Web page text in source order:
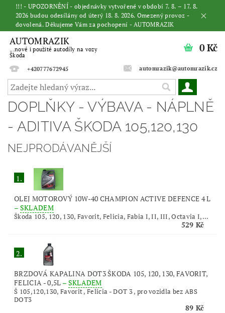
!!! - UPOZORNĚNÍ - objednávky vytvořené v období 7. 8. – 17. 8.
2026 budou odesílány od úterý 18. 8. 2026. Omezený provoz -
dovolená. Děkujeme Vám za pochopení - AUTOMRAZIK
AUTOMRAZIK
...nové i použité autodíly na vozy
Škoda
+420777672945
automrazik@automrazik.cz
0 Kč
DOPLŇKY - VÝBAVA - NÁPLNĚ
- ADITIVA ŠKODA 105,120,130
NEJPRODÁVANĚJŠÍ
1.
OLEJ MOTOROVÝ 10W-40 CHAMPION ACTIVE DEFENCE 4 L
– SKLADEM
Škoda 105, 120, 130, Favorit, Felicia, Fabia I, II, III, Octavia I,...
529 Kč
2.
BRZDOVÁ KAPALINA DOT3 ŠKODA 105, 120, 130, FAVORIT,
FELICIA - 0,5L – SKLADEM
Š 105,120,130, Favorit , Felicia - DOT 3 , pro vozidla bez ABS
DOT3
89 Kč